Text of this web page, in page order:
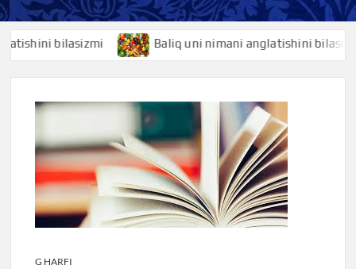
bilasizmi Baliq uni nimani anglatishini bilasizmi
G HARFI